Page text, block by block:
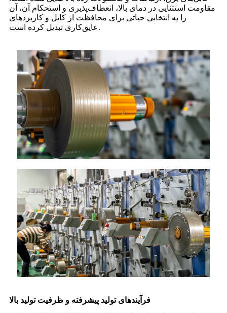
مقاومت استثنایی در دمای بالا، انعطاف‌پذیری و استحکام آن، آن
را به انتخابی حیاتی برای محافظت از کابل و کاربردهای
عایق‌کاری تبدیل کرده است.
فرآیندهای تولید پیشرفته و ظرفیت تولید بالا